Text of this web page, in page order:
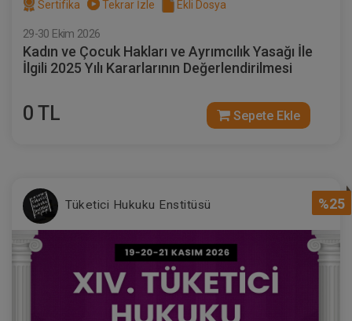
Sertifika Tekrar İzle Ekli Dosya
29-30 Ekim 2026
Kadın ve Çocuk Hakları ve Ayrımcılık Yasağı İle
İlgili 2025 Yılı Kararlarının Değerlendirilmesi
0 TL Sepete Ekle
%25
Tüketici Hukuku Enstitüsü